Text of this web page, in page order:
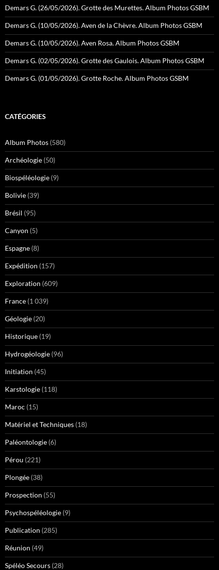
Demars G. (26/05/2026). Grotte des Murettes. Album Photos GSBM
Demars G. (10/05/2026). Aven de la Chèvre. Album Photos GSBM
Demars G. (10/05/2026). Aven Rosa. Album Photos GSBM
Demars G. (02/05/2026). Grotte des Gaulois. Album Photos GSBM
Demars G. (01/05/2026). Grotte Roche. Album Photos GSBM
CATÉGORIES
Album Photos (580)
Archéologie (50)
Biospéléologie (9)
Bolivie (39)
Brésil (95)
Canyon (5)
Espagne (8)
Expédition (157)
Exploration (609)
France (1 039)
Géologie (20)
Historique (19)
Hydrogéologie (96)
Initiation (45)
Karstologie (118)
Maroc (15)
Matériel et Techniques (18)
Paléontologie (6)
Pérou (221)
Plongée (38)
Prospection (55)
Psychospéléologie (9)
Publication (285)
Réunion (49)
Spéléo Secours (28)